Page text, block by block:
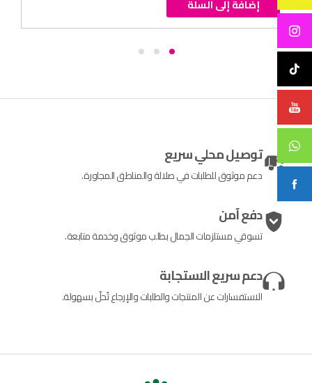
إضافة إلى السلة
توصيل محلي سريع
دعم موثوق للطلبات في صلالة والمناطق المجاورة.
دفع آمن
تسوقي مستلزمات الجمال بطلب موثوق وخدمة متابعة.
دعم سريع الاستجابة
الاستفسارات عن المنتجات والطلبات والإرجاع تُحلّ بسهولة.